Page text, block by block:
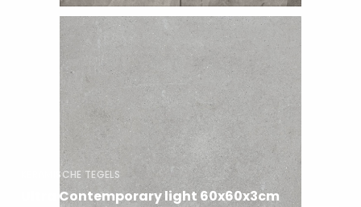
KERAMISCHE TEGELS
Ultra Contemporary light 60x60x3cm